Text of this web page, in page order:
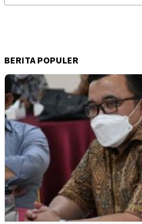
BERITA POPULER